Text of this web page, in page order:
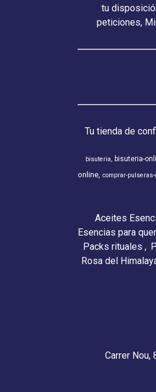
tu
peticiones,
Tu tienda de
bisuteria bisuteria-
online comprar-pulseras-
Aceites
Esencias para
Packs rituales
Rosa del
Carrer